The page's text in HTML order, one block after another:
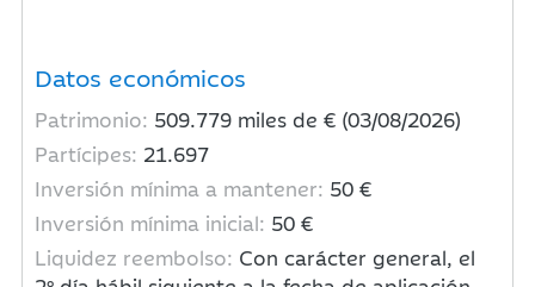
Datos económicos
Patrimonio: 509.779 miles de € (03/08/2026)
Partícipes: 21.697
Inversión mínima a mantener: 50 €
Inversión mínima inicial: 50 €
Liquidez reembolso: Con carácter general, el